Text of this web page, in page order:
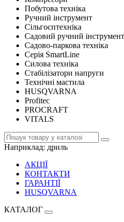
Побутова техніка
Ручний інструмент
Сільгосптехніка
Садовий ручний інструмент
Садово-паркова техніка
Серія SmartLine
Силова техніка
Стабілізатори напруги
Технічні мастила
HUSQVARNA
Profitec
PROCRAFT
VITALS
Наприклад: дриль
АКЦІЇ
КОНТАКТИ
ГАРАНТІЇ
HUSQVARNA
КАТАЛОГ